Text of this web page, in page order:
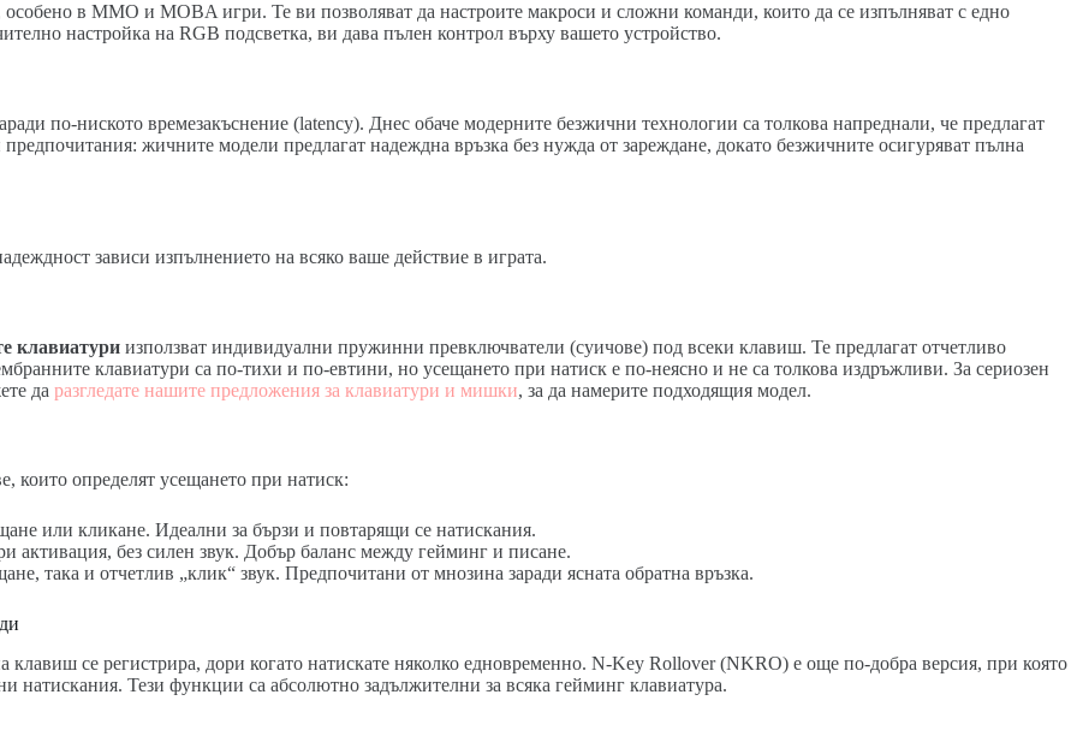
в MMO и MOBA игри. Те ви позволяват да настроите макроси и сложни команди, които да се изпълняват с едно
настройка на RGB подсветка, ви дава пълен контрол върху вашето устройство.
по-ниското времезакъснение (latency). Днес обаче модерните безжични технологии са толкова напреднали, че предлагат
жичните модели предлагат надеждна връзка без нужда от зареждане, докато безжичните осигуряват пълна
зависи изпълнението на всяко ваше действие в играта.
клавиатури използват индивидуални пружинни превключватели (суичове) под всеки клавиш. Те предлагат отчетливо
клавиатури са по-тихи и по-евтини, но усещането при натиск е по-неясно и не са толкова издръжливи. За сериозен
да разгледате нашите предложения за клавиатури и мишки, за да намерите подходящия модел.
които определят усещането при натиск:
или кликане. Идеални за бързи и повтарящи се натискания.
активация, без силен звук. Добър баланс между гейминг и писане.
така и отчетлив „клик“ звук. Предпочитани от мнозина заради ясната обратна връзка.
клавиш се регистрира, дори когато натискате няколко едновременно. N-Key Rollover (NKRO) е още по-добра версия, при която
натискания. Тези функции са абсолютно задължителни за всяка гейминг клавиатура.